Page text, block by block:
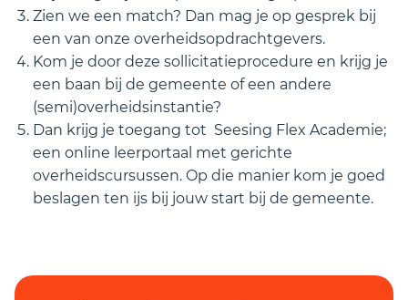
Zien we een match? Dan mag je op gesprek bij
een van onze overheidsopdrachtgevers.
Kom je door deze sollicitatieprocedure en krijg je
een baan bij de gemeente of een andere
(semi)overheidsinstantie?
Dan krijg je toegang tot Seesing Flex Academie;
een online leerportaal met gerichte
overheidscursussen. Op die manier kom je goed
beslagen ten ijs bij jouw start bij de gemeente.